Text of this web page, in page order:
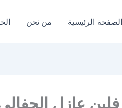
الصفحة الرئيسية من نحن
فلين عازل